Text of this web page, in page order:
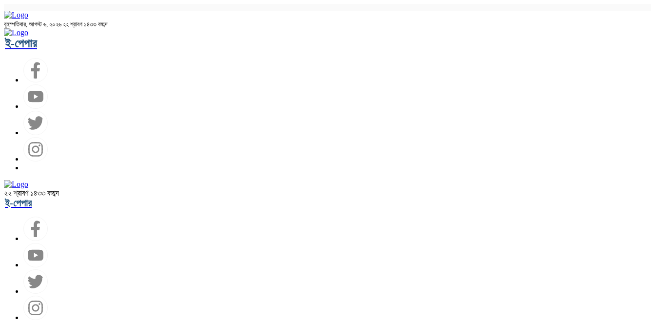
বৃহস্পতিবার, আগস্ট ৬, ২০২৬ ২২ শ্রাবণ ১৪৩৩ বঙ্গাব্দ
ই-পেপার
২২ শ্রাবণ ১৪৩৩ বঙ্গাব্দ
ই-পেপার